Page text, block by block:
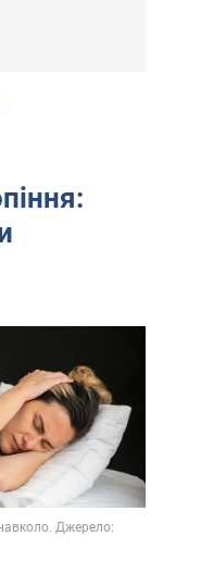
Джерело: